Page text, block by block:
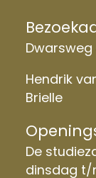
Dwarsweg
Hendrik
Brielle
De
dinsdag t/